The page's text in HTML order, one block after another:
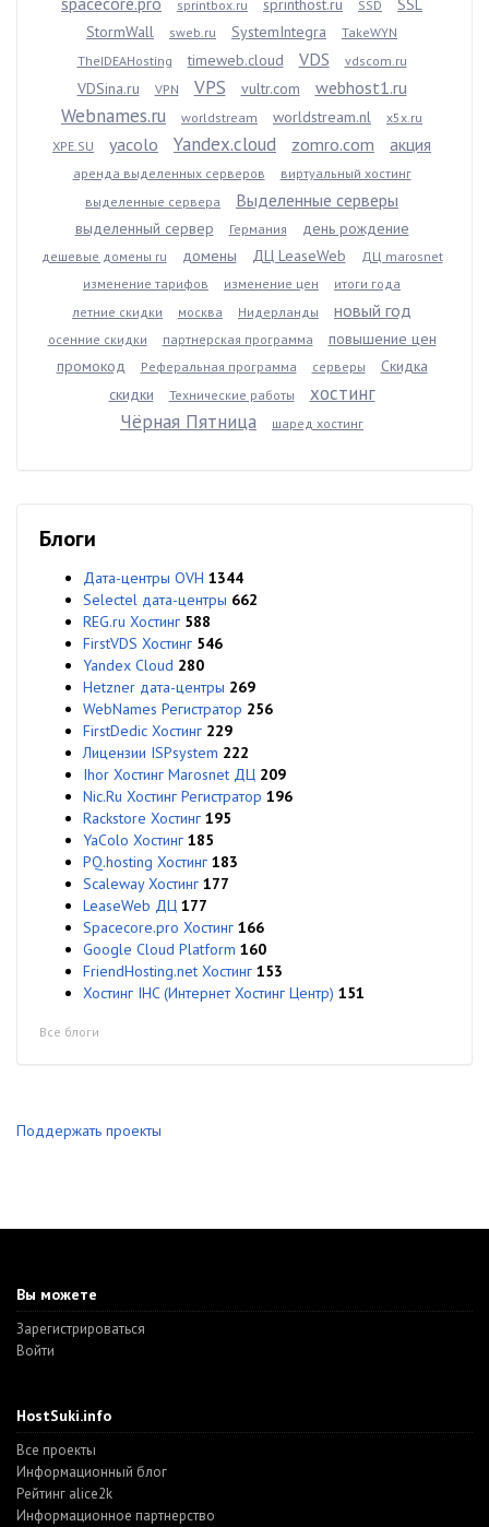
sprintbox.ru sprinthost.ru SSD
SSL
StormWall
sweb.ru SystemIntegra
TakeWYN
TheIDEAHosting
timeweb.cloud VDS vdscom.ru
VDSina.ru VPN VPS vultr.com webhost1.ru
Webnames.ru worldstream worldstream.nl
x5x.ru
XPE.SU
yacolo Yandex.cloud zomro.com акция
аренда выделенных серверов
виртуальный хостинг
выделенные сервера
Выделенные серверы
выделенный сервер Германия день рождение
дешевые домены ru домены ДЦ LeaseWeb
ДЦ marosnet
изменение тарифов
изменение цен
итоги года
летние скидки
москва Нидерланды новый год
осенние скидки партнерская программа
повышение цен
промокод
Реферальная программа серверы
Скидка
скидки
Технические работы
хостинг
Чёрная Пятница
шаред хостинг
Блоги
Дата-центры OVH 1344
Selectel дата-центры 662
REG.ru Хостинг 588
FirstVDS Хостинг 546
Yandex Cloud 280
Hetzner дата-центры 269
WebNames Регистратор 256
FirstDedic Хостинг 229
Лицензии ISPsystem 222
Ihor Хостинг Marosnet ДЦ 209
Nic.Ru Хостинг Регистратор 196
Rackstore Хостинг 195
YaColo Хостинг 185
PQ.hosting Хостинг 183
Scaleway Хостинг 177
LeaseWeb ДЦ 177
Spacecore.pro Хостинг 166
Google Cloud Platform 160
FriendHosting.net Хостинг 153
Хостинг IHC (Интернет Хостинг Центр) 151
Все блоги
Поддержать проекты
Вы можете
Зарегистрироваться
Войти
HostSuki.info
Все проекты
Информационный блог
Рейтинг alice2k
Информационное партнерство